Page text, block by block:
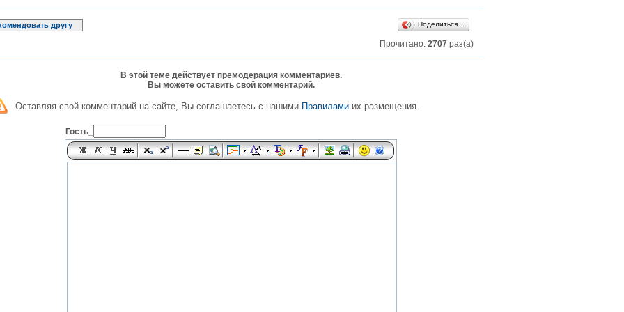
другу Поделиться…
Прочитано: 2707 раз(а)
В этой теме действует премодерация комментариев.
Вы можете оставить свой комментарий.
Оставляя свой комментарий на сайте, Вы соглашаетесь с нашими Правилами их размещения.
Гость_